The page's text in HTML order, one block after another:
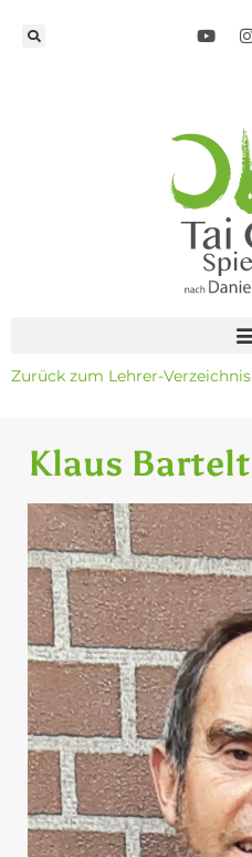
Zurück zum Lehrer-Verzeichnis
Klaus Bartelt